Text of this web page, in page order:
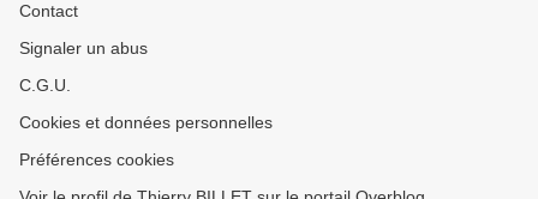
Contact
Signaler un abus
C.G.U.
Cookies et données personnelles
Préférences cookies